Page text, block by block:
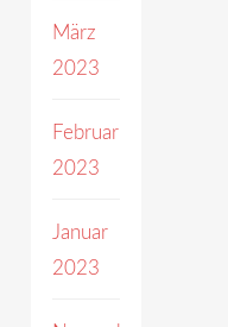
März
2023
Februar
2023
Januar
2023